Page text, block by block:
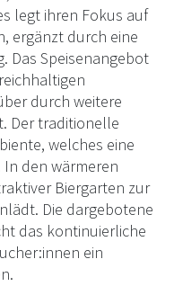
legt ihren Fokus auf
ergänzt durch eine
Das Speisenangebot
durch weitere
Der traditionelle
welches eine
den wärmeren
Biergarten zur
Die dargebotene
das kontinuierliche
ein